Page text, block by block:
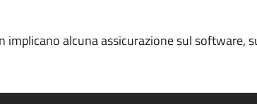
alcuna assicurazione sul software,